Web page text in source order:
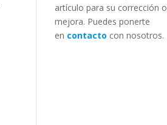
artículo para su corrección o
mejora. Puedes ponerte
en contacto con nosotros.